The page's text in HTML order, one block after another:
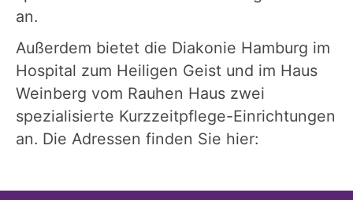
an.
Außerdem bietet die Diakonie Hamburg im
Hospital zum Heiligen Geist und im Haus
Weinberg vom Rauhen Haus zwei
spezialisierte Kurzzeitpflege-Einrichtungen
an. Die Adressen finden Sie hier: